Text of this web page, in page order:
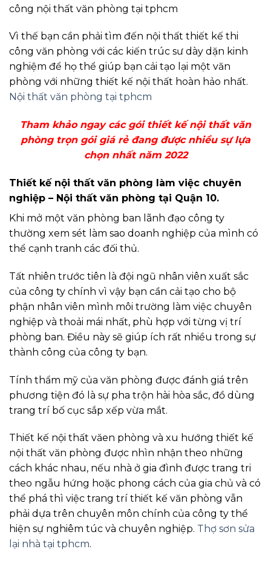
công nội thất văn phòng tại tphcm
Vì thế bạn cần phải tìm đến nội thất thiết kế thi
công văn phòng với các kiến trúc sư dày dặn kinh
nghiệm để họ thể giúp bạn cải tạo lại một văn
phòng với những thiết kế nội thất hoàn hảo nhất.
Nội thất văn phòng tại tphcm
Tham khảo ngay các gói thiết kế nội thất văn
phòng trọn gói giá rẻ đang được nhiều sự lựa
chọn nhất năm 2022
Thiết kế nội thất văn phòng làm việc chuyên
nghiệp – Nội thất văn phòng tại Quận 10.
Khi mở một văn phòng ban lãnh đạo công ty
thường xem sét làm sao doanh nghiệp của mình có
thể cạnh tranh các đối thủ.
Tất nhiên trước tiên là đội ngũ nhân viên xuất sắc
của công ty chính vì vậy bạn cần cải tạo cho bộ
phận nhân viên mình môi trường làm việc chuyên
nghiệp và thoải mái nhất, phù hợp với từng vị trí
phòng ban. Điều này sẽ giúp ích rất nhiều trong sự
thành công của công ty bạn.
Tính thẩm mỹ của văn phòng được đánh giá trên
phương tiện đó là sự pha trộn hài hòa sắc, đồ dùng
trang trí bố cục sắp xếp vừa mắt.
Thiết kế nội thất văen phòng và xu hướng thiết kế
nội thất văn phòng được nhìn nhận theo những
cách khác nhau, nếu nhà ở gia đình được trang tri
theo ngẫu hứng hoặc phong cách của gia chủ và có
thể phá thì việc trang trí thiết kế văn phòng vẫn
phải dựa trên chuyên môn chính của công ty thể
hiện sự nghiêm túc và chuyên nghiệp. Thợ sơn sửa
lại nhà tại tphcm.